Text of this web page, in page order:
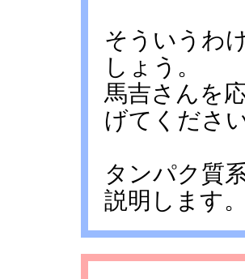
そういうわ
しょう。
馬吉さんを
げてください
タンパク質
説明します。